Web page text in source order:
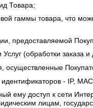
Товара;
гаммы товара, что
предоставляемой
(обработки
осуществленные
- IP,
ему доступ к сети
лицам,